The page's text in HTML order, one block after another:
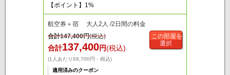
【ポイント】1%
航空券＋宿 大人2人 /2日間の料金
合計147,400円(税込)
合計137,400円(税込)
(1人あたり68,700円・税込)
適用済みのクーポン
この部屋を
選択